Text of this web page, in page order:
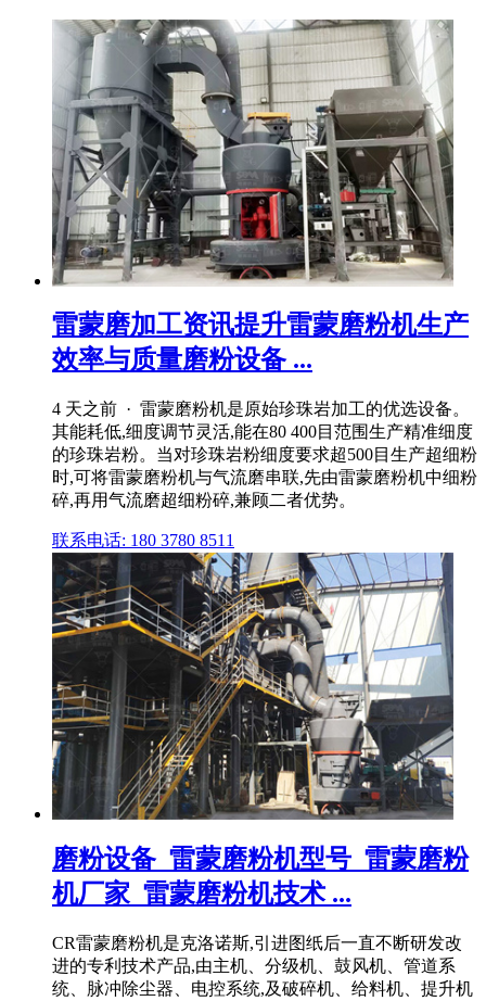
雷蒙磨加工资讯提升雷蒙磨粉机生产
效率与质量磨粉设备 ...
4 天之前 · 雷蒙磨粉机是原始珍珠岩加工的优选设备。
其能耗低,细度调节灵活,能在80 400目范围生产精准细度
的珍珠岩粉。当对珍珠岩粉细度要求超500目生产超细粉
时,可将雷蒙磨粉机与气流磨串联,先由雷蒙磨粉机中细粉
碎,再用气流磨超细粉碎,兼顾二者优势。
联系电话: 180 3780 8511
磨粉设备_雷蒙磨粉机型号_雷蒙磨粉
机厂家_雷蒙磨粉机技术 ...
CR雷蒙磨粉机是克洛诺斯,引进图纸后一直不断研发改
进的专利技术产品,由主机、分级机、鼓风机、管道系
统、脉冲除尘器、电控系统,及破碎机、给料机、提升机